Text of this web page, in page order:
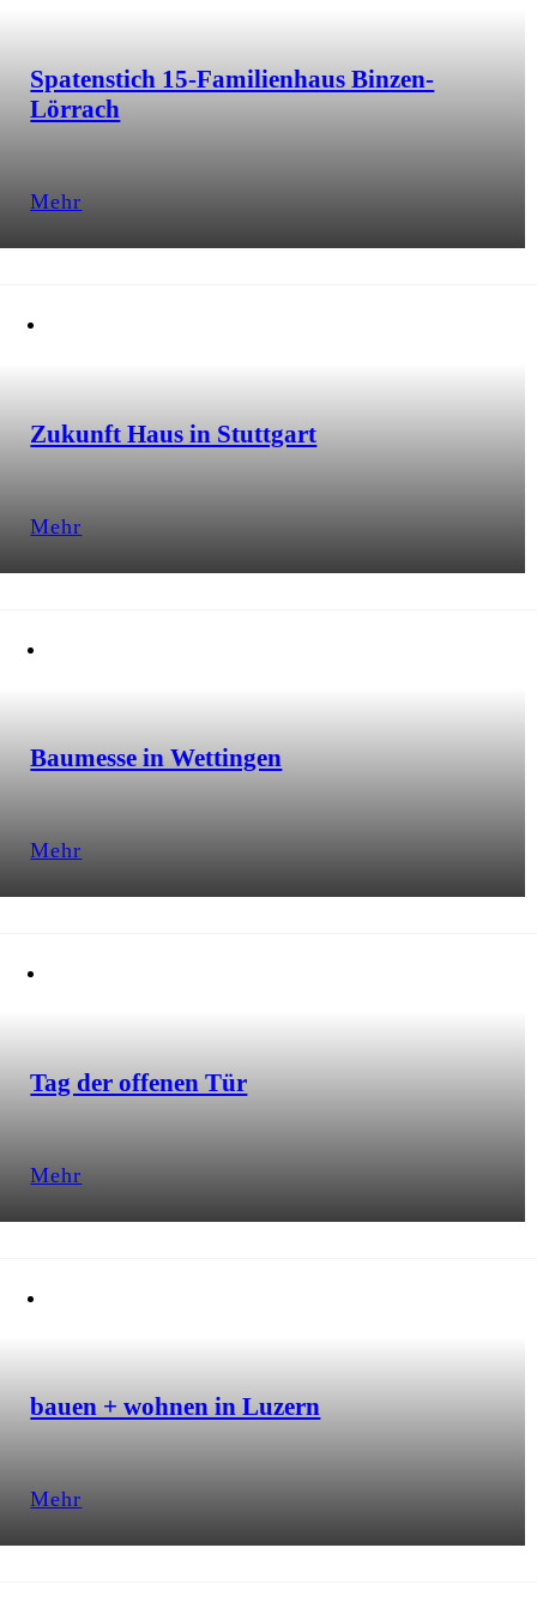
Spatenstich 15-Familienhaus Binzen-
Lörrach
Mehr
Zukunft Haus in Stuttgart
Mehr
Baumesse in Wettingen
Mehr
Tag der offenen Tür
Mehr
bauen + wohnen in Luzern
Mehr